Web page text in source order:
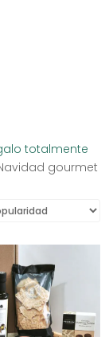
totalmente
gourmet